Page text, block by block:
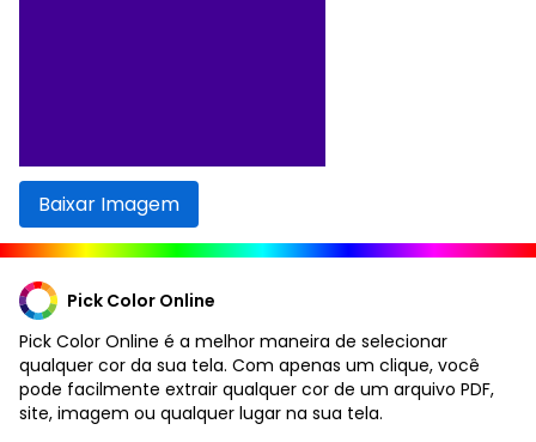
Baixar Imagem
Pick Color Online
Pick Color Online é a melhor maneira de selecionar
qualquer cor da sua tela. Com apenas um clique, você
pode facilmente extrair qualquer cor de um arquivo PDF,
site, imagem ou qualquer lugar na sua tela.